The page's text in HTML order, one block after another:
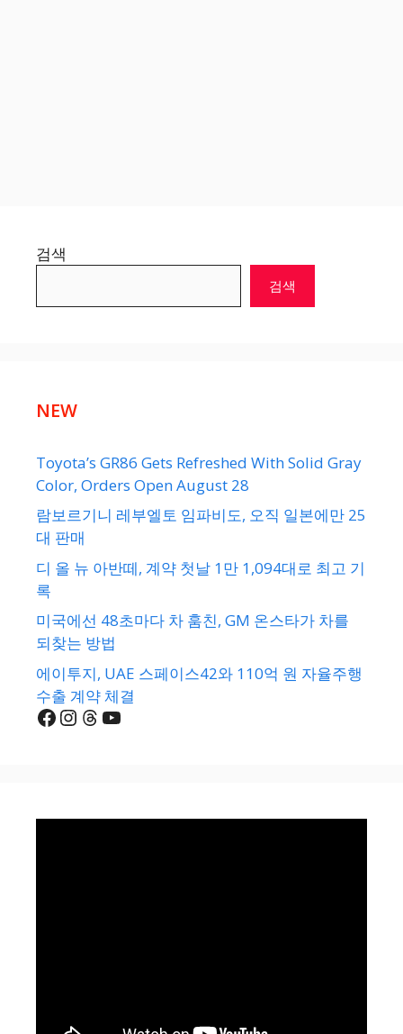
검색
검색
NEW
Toyota’s GR86 Gets Refreshed With Solid Gray
Color, Orders Open August 28
람보르기니 레부엘토 임파비도, 오직 일본에만 25
대 판매
디 올 뉴 아반떼, 계약 첫날 1만 1,094대로 최고 기
록
미국에선 48초마다 차 훔친, GM 온스타가 차를
되찾는 방법
에이투지, UAE 스페이스42와 110억 원 자율주행
수출 계약 체결
Facebook
Instagram
Threads
YouTube